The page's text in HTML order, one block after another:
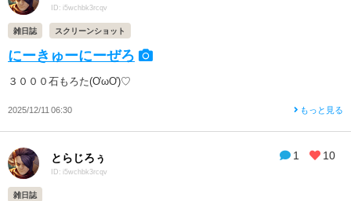
ID: i5wchbk3rcqv
雑日誌 スクリーンショット
にーきゅーにーぜろ
３０００石もろた(ƠωƠ)♡
2025/12/11 06:30 もっと見る
1 10
とらじろぅ
ID: i5wchbk3rcqv
雑日誌